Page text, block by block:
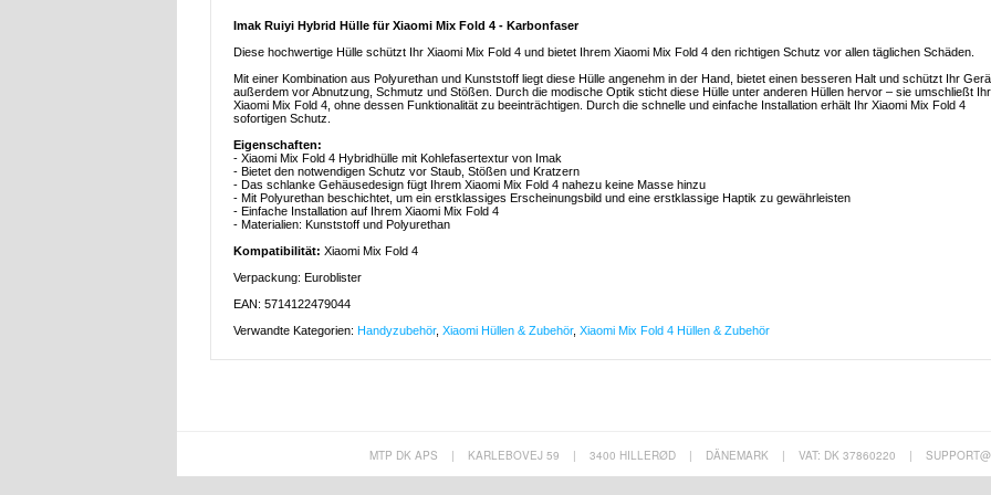
Imak Ruiyi Hybrid Hülle für Xiaomi Mix Fold 4 - Karbonfaser
Diese hochwertige Hülle schützt Ihr Xiaomi Mix Fold 4 und bietet Ihrem Xiaomi Mix Fold 4 den richtigen Schutz vor allen täglichen Schäden.
Mit einer Kombination aus Polyurethan und Kunststoff liegt diese Hülle angenehm in der Hand, bietet einen besseren Halt und schützt Ihr
außerdem vor Abnutzung, Schmutz und Stößen. Durch die modische Optik sticht diese Hülle unter anderen Hüllen hervor – sie umschließt Ihr
Xiaomi Mix Fold 4, ohne dessen Funktionalität zu beeinträchtigen. Durch die schnelle und einfache Installation erhält Ihr Xiaomi Mix Fold 4
sofortigen Schutz.
Eigenschaften:
- Xiaomi Mix Fold 4 Hybridhülle mit Kohlefasertextur von Imak
- Bietet den notwendigen Schutz vor Staub, Stößen und Kratzern
- Das schlanke Gehäusedesign fügt Ihrem Xiaomi Mix Fold 4 nahezu keine Masse hinzu
- Mit Polyurethan beschichtet, um ein erstklassiges Erscheinungsbild und eine erstklassige Haptik zu gewährleisten
- Einfache Installation auf Ihrem Xiaomi Mix Fold 4
- Materialien: Kunststoff und Polyurethan
Kompatibilität: Xiaomi Mix Fold 4
Verpackung: Euroblister
EAN: 5714122479044
Verwandte Kategorien: Handyzubehör, Xiaomi Hüllen & Zubehör, Xiaomi Mix Fold 4 Hüllen & Zubehör
MTP DK APS | KARLEBOVEJ 59 | 3400 HILLERØD | DÄNEMARK | VAT: DK 37860220 |